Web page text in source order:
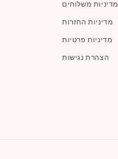
מדיניות משלוחים
מדיניות החזרות
מדיניות פרטיות
הצהרת נגישות